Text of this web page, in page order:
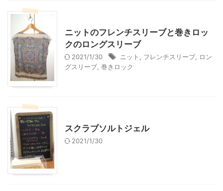
ニットのフレンチスリーブと巻きロッ
クのロングスリーブ
2021/1/30 ニット , フレンチスリーブ, ロン
グスリーブ, 巻きロック
スクラブソルトジェル
2021/1/30